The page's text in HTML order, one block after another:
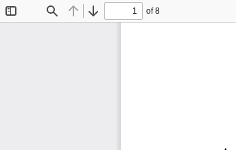
Find Previous
Next
of 8